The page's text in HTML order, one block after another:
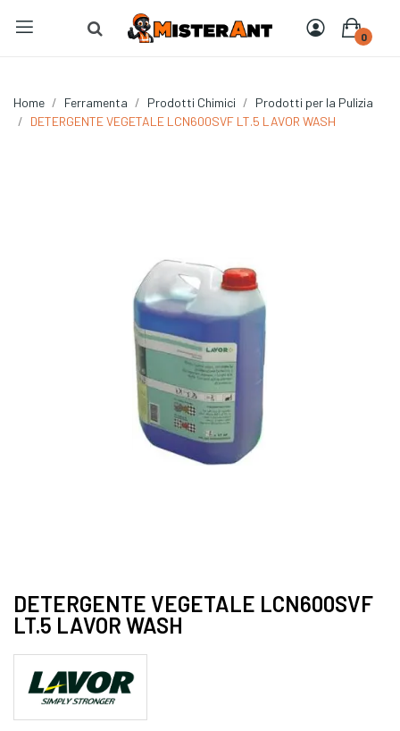
0
Home Ferramenta Prodotti Chimici
Prodotti per la Pulizia
DETERGENTE VEGETALE LCN600SVF LT.5 LAVOR WASH
DETERGENTE VEGETALE LCN600SVF
LT.5 LAVOR WASH